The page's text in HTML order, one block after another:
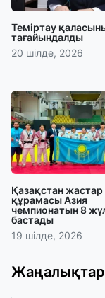
Теміртау
тағайындалды
20 шілде, 2026
Қазақстан жастар
құрамасы Азия
чемпионатын 8
бастады
19 шілде, 2026
Жаңалықтар